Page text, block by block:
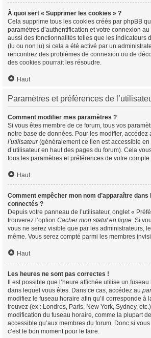
À quoi sert « Supprimer les cookies » ?
Cela supprime tous les cookies créés par phpBB
paramètres d’authentification et votre connexion
aussi des fonctionnalités telles que les indicateurs
(lu ou non lu) si cela a été activé par un
rencontrez des problèmes de connexion ou de
des cookies pourrait les résoudre.
Haut
Paramètres et préférences de
Comment modifier mes paramètres ?
Si vous êtes membre de ce forum, tous vos
notre base de données. Pour les modifier, accédez
l’utilisateur(généralement ce lien est accessible en
d’utilisateur en haut des pages du forum). Cela
tous les paramètres et préférences de votre compte.
Haut
Comment empêcher mon nom d’apparaître
connectés ?
Depuis votre panneau de l’utilisateur, onglet «
trouverez l’option Cacher mon statut en ligne. Si
vous ne serez visible que par les administrateurs,
même. Vous serez compté parmi les membres
Haut
Les heures ne sont pas correctes !
Il est possible que l’heure affichée utilise un
dans lequel vous êtes. Dans ce cas, accédez au
modifiez le fuseau horaire afin qu’il corresponde à
trouvez (ex : Londres, Paris, New York, Sydney,
modification du fuseau horaire, comme la plupart
accessible qu’aux membres du forum. Donc si
c’est le bon moment pour le faire.